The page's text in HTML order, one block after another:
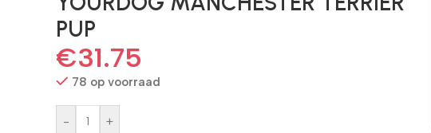
PUP
€31.75
78 op voorraad
- +